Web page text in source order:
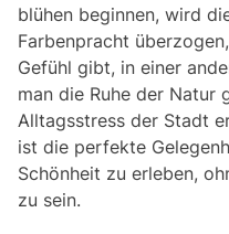
blühen beginnen, wird
Farbenpracht
Gefühl gibt, in einer
man die Ruhe der Natur
Alltagsstress der Stadt
ist die perfekte
Schönheit zu erleben,
zu sein.